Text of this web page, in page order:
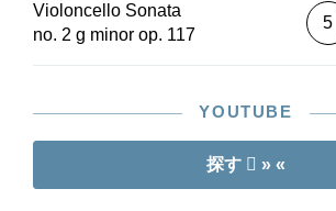
Violoncello Sonata
no. 2 g minor op. 117
5
YOUTUBE
探す » «